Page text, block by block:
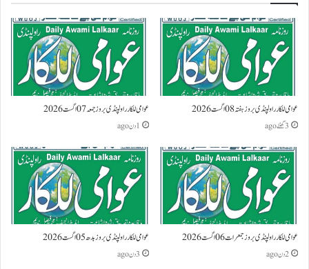
عوامی للکار راولپنڈی بروز ہفتہ 08 اگست 2026
3 گھنٹے ago
عوامی للکار راولپنڈی بروز جمعہ 07 اگست 2026
1 دن ago
عوامی للکار راولپنڈی بروز جمعرات 06 اگست 2026
2 دن ago
عوامی للکار راولپنڈی بروز بدھ 05 اگست 2026
3 دن ago